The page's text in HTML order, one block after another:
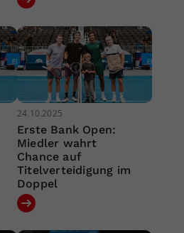
24.10.2025
Erste Bank Open:
Miedler wahrt
Chance auf
Titelverteidigung im
Doppel